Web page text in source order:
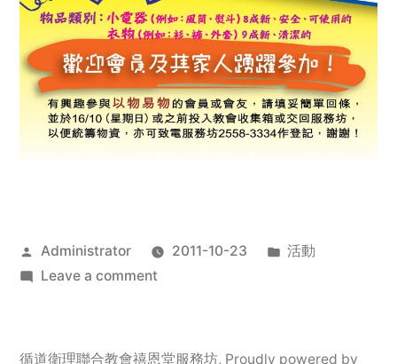
Posted
by
Administrator 2011-10-23
Posted
活動
Leave a commenton
服
循道衛理聯合教會禧恩堂服務坊, Proudly powered by